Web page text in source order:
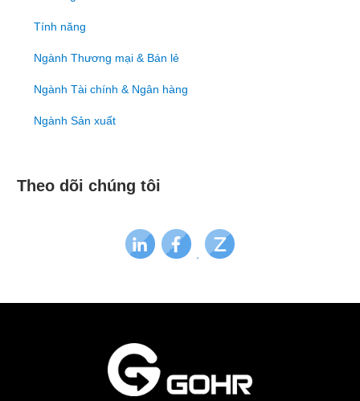
Tính năng
Ngành Thương mại & Bán lẻ
Ngành Tài chính & Ngân hàng
Ngành Sản xuất
Theo dõi chúng tôi